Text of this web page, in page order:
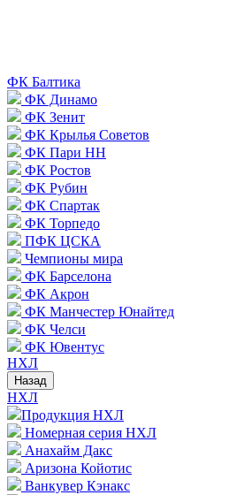
ФК Балтика
ФК Динамо
ФК Зенит
ФК Крылья Советов
ФК Пари НН
ФК Ростов
ФК Рубин
ФК Спартак
ФК Торпедо
ПФК ЦСКА
Чемпионы мира
ФК Барселона
ФК Акрон
ФК Манчестер Юнайтед
ФК Челси
ФК Ювентус
НХЛ
Назад
НХЛ
Продукция НХЛ
Номерная серия НХЛ
Анахайм Дакс
Аризона Койотис
Ванкувер Кэнакс